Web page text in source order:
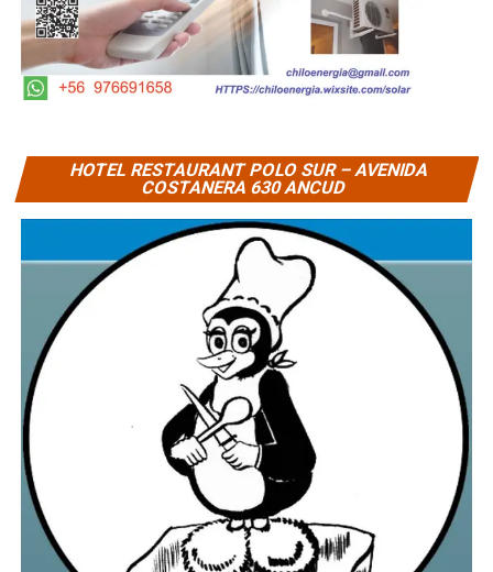
HOTEL RESTAURANT POLO SUR – AVENIDA
COSTANERA 630 ANCUD